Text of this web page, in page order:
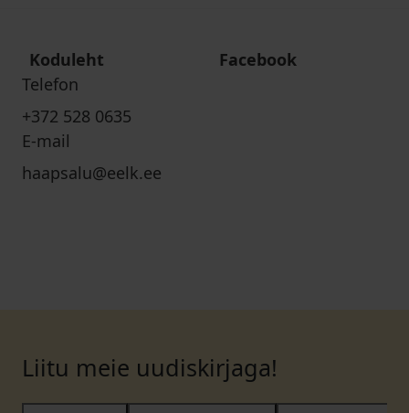
Koduleht
Facebook
Telefon
+372 528 0635
E-mail
haapsalu@eelk.ee
Liitu meie uudiskirjaga!